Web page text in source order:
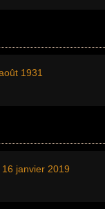
1931
16 janvier 2019